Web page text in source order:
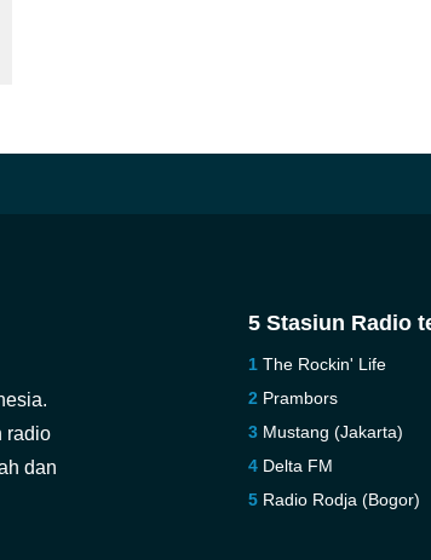
radio
dan
5 Stasiun Radio
The Rockin' Life
Prambors
Mustang (Jakarta)
Delta FM
Radio Rodja (Bogor)